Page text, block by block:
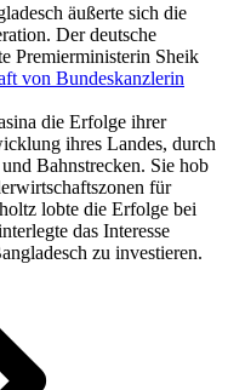
äußerte sich die
Der deutsche
Premierministerin Sheik
von Bundeskanzlerin
die Erfolge ihrer
ihres Landes, durch
Bahnstrecken. Sie hob
für
lobte die Erfolge bei
das Interesse
zu investieren.